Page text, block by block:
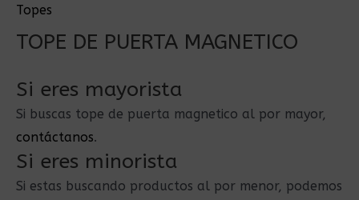
Topes
TOPE DE PUERTA MAGNETICO
Si eres mayorista
Si buscas tope de puerta magnetico al por mayor,
contáctanos.
Si eres minorista
Si estas buscando productos al por menor, podemos